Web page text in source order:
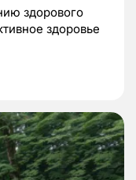
здорового
здоровье